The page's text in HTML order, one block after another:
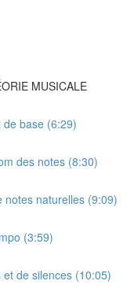
MUSICALE
de base (6:29)
des notes (8:30)
notes naturelles (9:09)
(3:59)
de silences (10:05)